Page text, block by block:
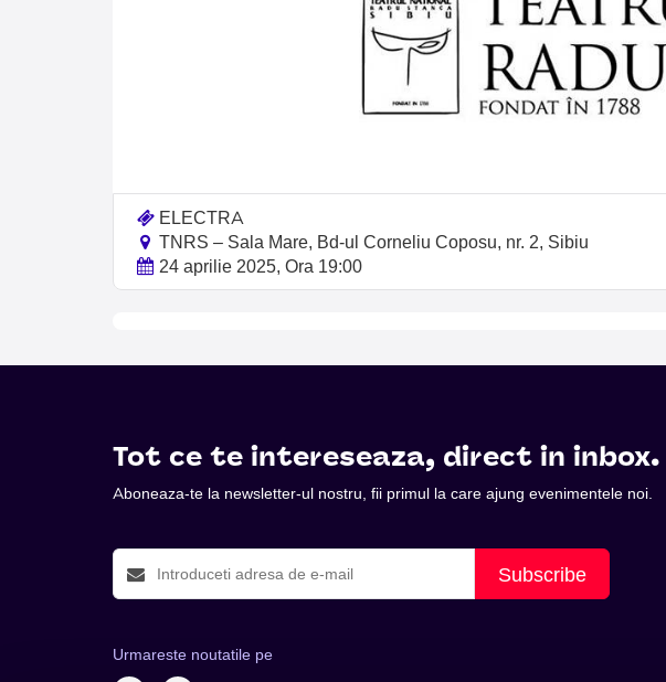
ELECTRA
TNRS – Sala Mare, Bd-ul Corneliu Coposu, nr. 2, Sibiu
24 aprilie 2025, Ora 19:00
Tot ce te intereseaza, direct in inbox.
Aboneaza-te la newsletter-ul nostru, fii primul la care ajung evenimentele noi.
Subscribe
Urmareste noutatile pe